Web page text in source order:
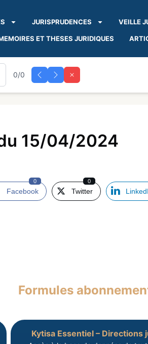
JURISPRUDENCES VEILLE
ET THESES JURIDIQUES
0/0
15/04/2024
Facebook
0
Twitter
0
Formules
Kytisa Essentiel – Directions